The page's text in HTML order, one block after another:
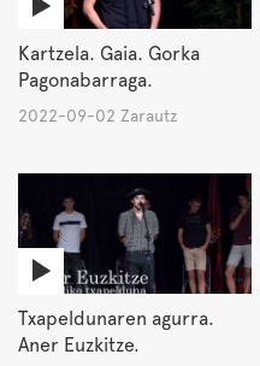
Kartzela. Gaia. Gorka
Pagonabarraga.
2022-09-02 Zarautz
Txapeldunaren agurra.
Aner Euzkitze.